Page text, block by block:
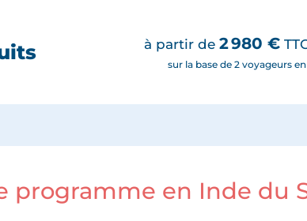
à partir de2 980€
sur la base de 2 voyageurs
programme en Inde du